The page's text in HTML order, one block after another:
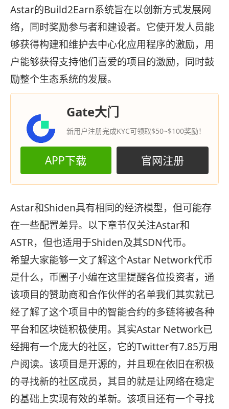
Astar的Build2Earn系统旨在以创新方式发展网
络，同时奖励参与者和建设者。它使开发人员能
够获得构建和维护去中心化应用程序的激励，用
户能够获得支持他们喜爱的项目的激励，同时鼓
励整个生态系统的发展。
Gate大门
新用户注册完成KYC可领取$50~$100奖励！
APP下载 官网注册
Astar和Shiden具有相同的经济模型，但可能存
在一些配置差异。以下章节仅关注Astar和
ASTR，但也适用于Shiden及其SDN代币。
希望大家能够一文了解这个Astar Network代币
是什么，币圈子小编在这里提醒各位投资者，通
该项目的赞助商和合作伙伴的名单我们其实就已
经了解了这个项目中的智能合约的多链将被各种
平台和区块链积极使用。其实Astar Network已
经拥有一个庞大的社区，它的Twitter有7.85万用
户阅读。该项目是开源的，并且现在依旧在积极
的寻找新的社区成员，其目的就是让网络在稳定
的基础上实现有效的革新。该项目还有一个寻找